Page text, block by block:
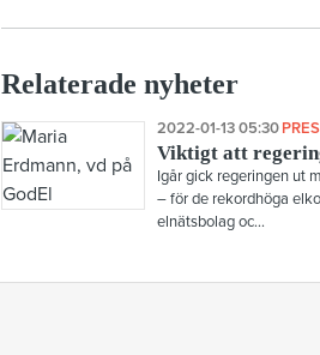
Relaterade nyheter
2022-01-13 05:30
Viktigt att
Igår gick regeringen ut
– för de rekordhöga
elnätsbolag oc...